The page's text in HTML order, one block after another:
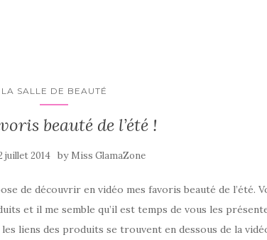
LA SALLE DE BEAUTÉ
beauté de l’été !
juillet 2014 by Miss GlamaZone
de découvrir en vidéo mes favoris beauté de l’été.
et il me semble qu’il est temps de vous les
liens des produits se trouvent en dessous de la